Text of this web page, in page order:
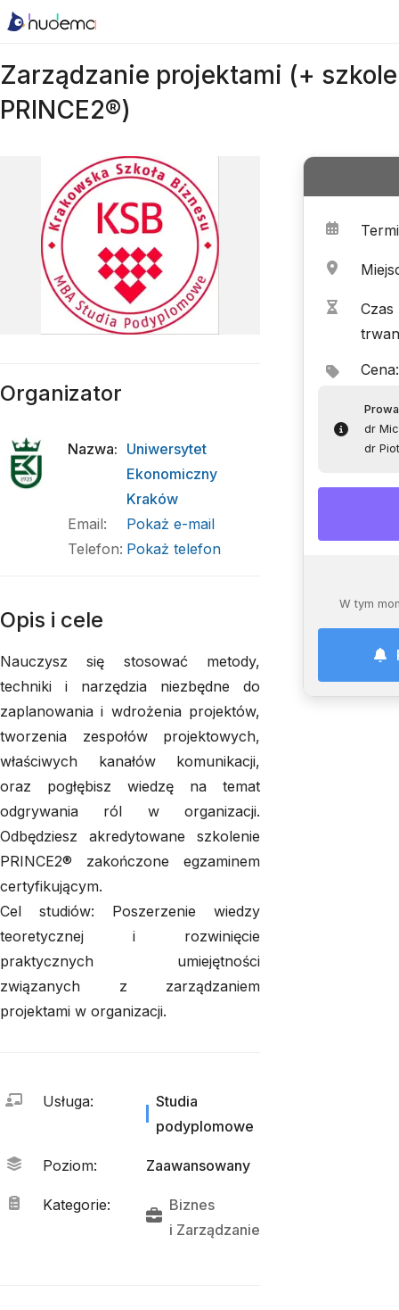
Zarządzanie projektami (+
PRINCE2®)
Czas
Cena:
dr
dr
W tym
Organizator
Nazwa: Uniwersytet
Ekonomiczny
Kraków
Email:
Pokaż e-mail
Telefon: Pokaż telefon
Opis i cele
Nauczysz się stosować metody,
techniki i narzędzia niezbędne do
zaplanowania i wdrożenia projektów,
tworzenia zespołów projektowych,
właściwych kanałów komunikacji,
oraz pogłębisz wiedzę na temat
odgrywania ról w organizacji.
Odbędziesz akredytowane szkolenie
PRINCE2® zakończone egzaminem
certyfikującym.
Cel studiów: Poszerzenie wiedzy
teoretycznej i rozwinięcie
praktycznych umiejętności
związanych z zarządzaniem
projektami w organizacji.
Usługa:
Studia
podyplomowe
Poziom: Zaawansowany
Kategorie:
Biznes
i Zarządzanie